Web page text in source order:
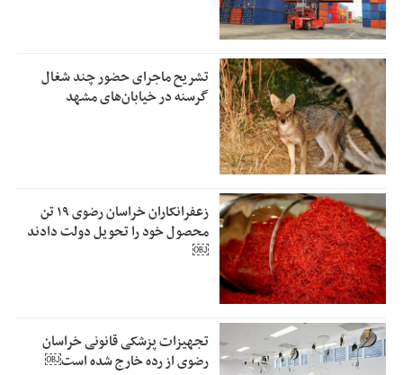
تشریح ماجرای حضور چند شغال
گرسنه در خیابان‌های مشهد
زعفرانکاران خراسان رضوی ۱۹ تن
محصول خود را تحویل دولت دادند
￼
تجهیزات پزشکی قانونی خراسان
رضوی از رده خارج شده است￼